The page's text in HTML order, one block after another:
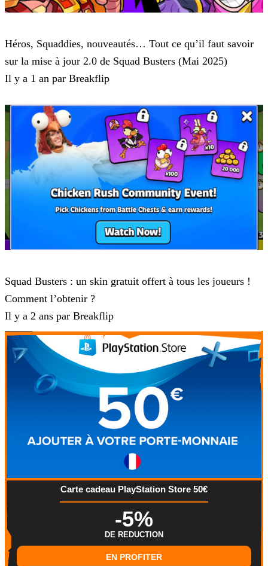
Héros, Squaddies, nouveautés… Tout ce qu’il faut savoir
sur la mise à jour 2.0 de Squad Busters (Mai 2025)
Il y a 1 an par Breakflip
Squad Busters : un skin gratuit offert à tous les joueurs !
Comment l’obtenir ?
Il y a 2 ans par Breakflip
Carte cadeau PlayStation Store 50€
-5%
DE REDUCTION
EN PROFITER